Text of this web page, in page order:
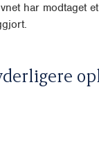
har modtaget